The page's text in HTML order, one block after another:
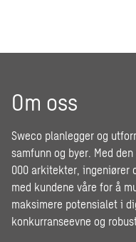
Om oss
Sweco planlegger og
samfunn og byer. Med
000 arkitekter, ingeniører
med kundene våre for å
maksimere potensialet i
konkurranseevne og